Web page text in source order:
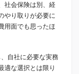
社会保険は別、経
やり取りが必要に
用面でも思ったほ
自社に必要な実務
適な選択とは限り